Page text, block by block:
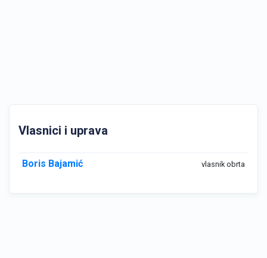
Vlasnici i uprava
Boris Bajamić vlasnik obrta